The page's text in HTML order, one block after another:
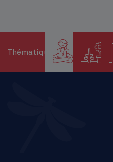
Thématiques